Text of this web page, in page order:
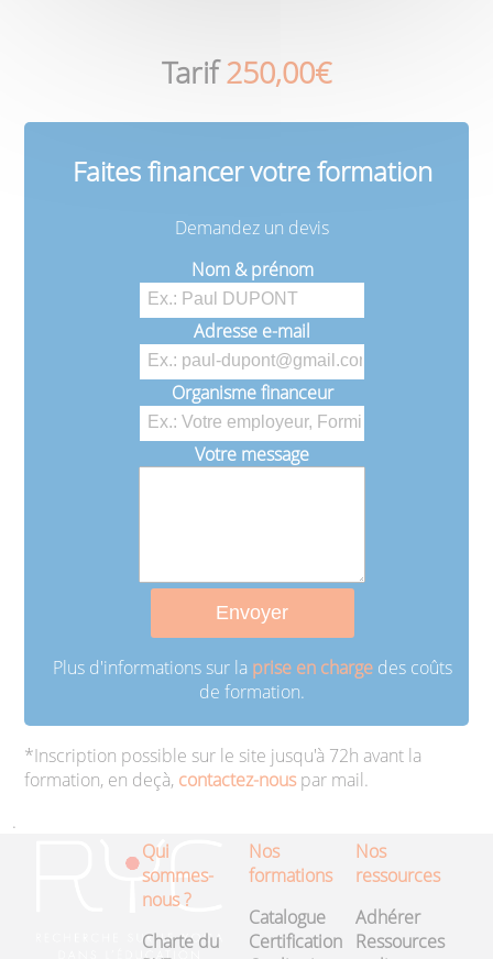
Tarif250,00€
Faites financer votre formation
Demandez un devis
Nom & prénom
Adresse e-mail
Organisme financeur
Votre message
Plus d'informations sur la prise en chargedes coûts
de formation.
*Inscription possible sur le site jusqu'à 72h avant la
formation, en deçà, contactez-nouspar mail.
.
Qui
sommes-
nous ?
Charte du
Nos
formations
Catalogue
Certification
Nos
ressources
Adhérer
Ressources